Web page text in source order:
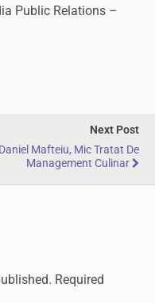
Public Relations –
Next Post
Daniel Mafteiu, Mic Tratat De
Management Culinar
Required